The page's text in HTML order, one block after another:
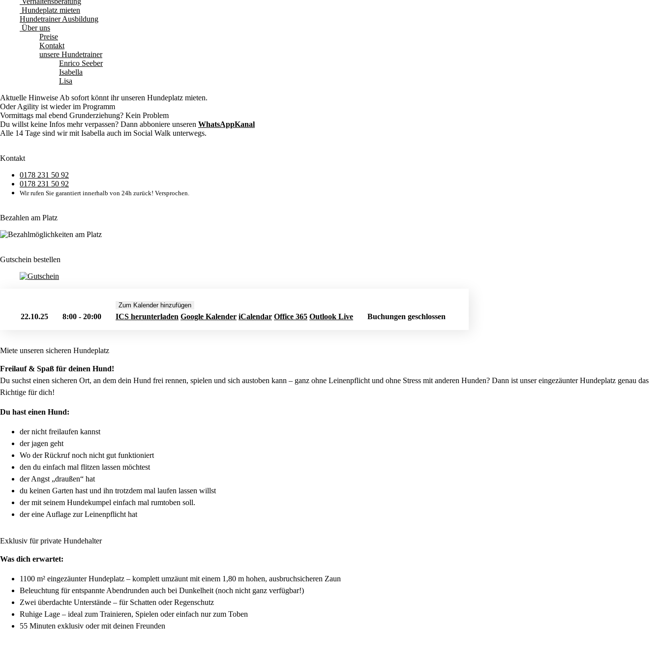
Hundeplatz mieten
Hundetrainer Ausbildung
Über uns
Preise
Kontakt
unsere Hundetrainer
Enrico Seeber
Isabella
Lisa
Aktuelle Hinweise Ab sofort könnt ihr unseren Hundeplatz mieten.
Oder Agility ist wieder im Programm
Vormittags mal ebend Grunderziehung? Kein Problem
Du willst keine Infos mehr verpassen? Dann abboniere unseren WhatsAppKanal
Alle 14 Tage sind wir mit Isabella auch im Social Walk unterwegs.
Kontakt
0178 231 50 92
0178 231 50 92
Wir rufen Sie garantiert innerhalb von 24h zurück! Versprochen.
Bezahlen am Platz
Gutschein bestellen
22.10.25 8:00 - 20:00
Zum Kalender hinzufügen
ICS herunterladen Google Kalender iCalendar Office 365 Outlook Live Buchungen geschlossen
Miete unseren sicheren Hundeplatz
Freilauf & Spaß für deinen Hund!
Du suchst einen sicheren Ort, an dem dein Hund frei rennen, spielen und sich austoben kann – ganz ohne Leinenpflicht und ohne Stress mit anderen Hunden? Dann ist unser eingezäunter Hundeplatz genau das
Richtige für dich!
Du hast einen Hund:
der nicht freilaufen kannst
der jagen geht
Wo der Rückruf noch nicht gut funktioniert
den du einfach mal flitzen lassen möchtest
der Angst „draußen“ hat
du keinen Garten hast und ihn trotzdem mal laufen lassen willst
der mit seinem Hundekumpel einfach mal rumtoben soll.
der eine Auflage zur Leinenpflicht hat
Exklusiv für private Hundehalter
Was dich erwartet:
1100 m² eingezäunter Hundeplatz – komplett umzäunt mit einem 1,80 m hohen, ausbruchsicheren Zaun
Beleuchtung für entspannte Abendrunden auch bei Dunkelheit (noch nicht ganz verfügbar!)
Zwei überdachte Unterstände – für Schatten oder Regenschutz
Ruhige Lage – ideal zum Trainieren, Spielen oder einfach nur zum Toben
55 Minuten exklusiv oder mit deinen Freunden